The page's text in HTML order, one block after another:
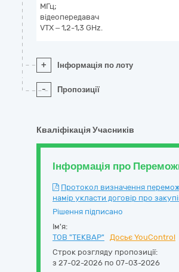
МГц;
відеопередавач
VTX – 1,2-1,3 GHz.
+ Інформація по лоту
- Пропозиції
Кваліфікація Учасників
Інформація про
Протокол визначення
намір укласти договір про
Рішення підписано
Ім'я:
ТОВ "ТЕКВАР"
Досьє YouControl
Строк розгляду пропозиції:
з 27-02-2026 по 07-03-2026